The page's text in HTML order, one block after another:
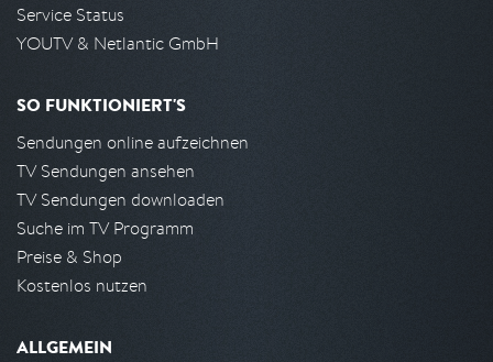
Service Status
YOUTV & Netlantic GmbH
SO FUNKTIONIERT'S
Sendungen online aufzeichnen
TV Sendungen ansehen
TV Sendungen downloaden
Suche im TV Programm
Preise & Shop
Kostenlos nutzen
ALLGEMEIN